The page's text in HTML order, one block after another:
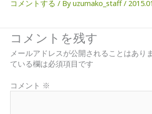
コメントする / Byuzumako_staff/
コメントを残す
メールアドレスが公開されることはありま
ている欄は必須項目です
コメント ※